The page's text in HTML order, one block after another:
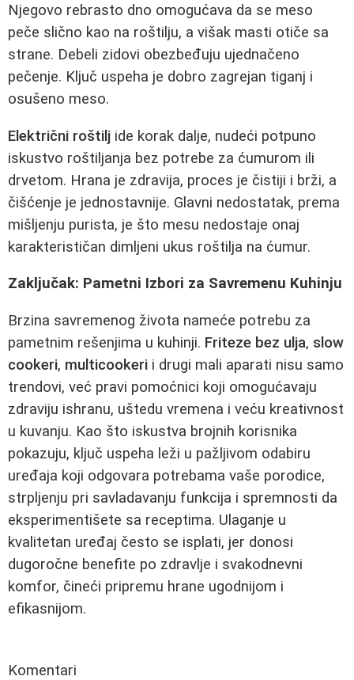
Njegovo rebrasto dno omogućava da se meso
peče slično kao na roštilju, a višak masti otiče sa
strane. Debeli zidovi obezbeđuju ujednačeno
pečenje. Ključ uspeha je dobro zagrejan tiganj i
osušeno meso.
Električni roštilj ide korak dalje, nudeći potpuno
iskustvo roštiljanja bez potrebe za ćumurom ili
drvetom. Hrana je zdravija, proces je čistiji i brži, a
čišćenje je jednostavnije. Glavni nedostatak, prema
mišljenju purista, je što mesu nedostaje onaj
karakterističan dimljeni ukus roštilja na ćumur.
Zaključak: Pametni Izbori za Savremenu Kuhinju
Brzina savremenog života nameće potrebu za
pametnim rešenjima u kuhinji. Friteze bez ulja, slow
cookeri, multicookeri i drugi mali aparati nisu samo
trendovi, već pravi pomoćnici koji omogućavaju
zdraviju ishranu, uštedu vremena i veću kreativnost
u kuvanju. Kao što iskustva brojnih korisnika
pokazuju, ključ uspeha leži u pažljivom odabiru
uređaja koji odgovara potrebama vaše porodice,
strpljenju pri savladavanju funkcija i spremnosti da
eksperimentišete sa receptima. Ulaganje u
kvalitetan uređaj često se isplati, jer donosi
dugoročne benefite po zdravlje i svakodnevni
komfor, čineći pripremu hrane ugodnijom i
efikasnijom.
Komentari